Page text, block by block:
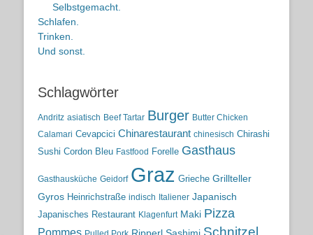
Selbstgemacht.
Schlafen.
Trinken.
Und sonst.
Schlagwörter
Andritz asiatisch Beef Tartar Burger Butter Chicken
Calamari Cevapcici Chinarestaurant chinesisch Chirashi
Sushi Cordon Bleu Fastfood Forelle Gasthaus
Gasthausküche Geidorf Graz Grieche Grillteller
Gyros Heinrichstraße indisch Italiener Japanisch
Japanisches Restaurant Klagenfurt Maki Pizza
Pommes Schnitzel